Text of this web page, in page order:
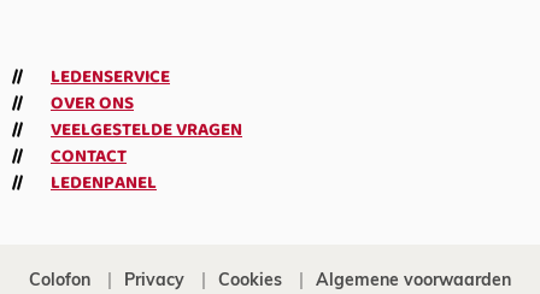
LEDENSERVICE
OVER ONS
VEELGESTELDE VRAGEN
CONTACT
LEDENPANEL
Colofon Privacy Cookies Algemene voorwaarden